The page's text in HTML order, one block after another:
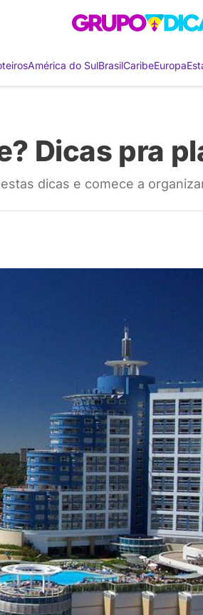
América do SulBrasilCaribeEuropa
Dicas pra
dicas e comece a